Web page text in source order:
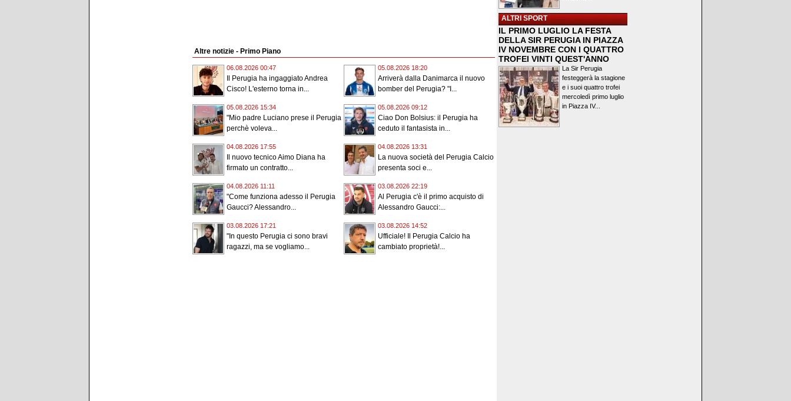
Altre notizie - Primo Piano
06.08.2026 00:47
Il Perugia ha ingaggiato Andrea
Cisco! L'esterno torna in...
05.08.2026 18:20
Arriverà dalla Danimarca il nuovo
bomber del Perugia? "I...
05.08.2026 15:34
"Mio padre Luciano prese il Perugia
perchè voleva...
05.08.2026 09:12
Ciao Don Bolsius: il Perugia ha
ceduto il fantasista in...
04.08.2026 17:55
Il nuovo tecnico Aimo Diana ha
firmato un contratto...
04.08.2026 13:31
La nuova società del Perugia Calcio
presenta soci e...
04.08.2026 11:11
"Come funziona adesso il Perugia
Gaucci? Alessandro...
03.08.2026 22:19
Al Perugia c'è il primo acquisto di
Alessandro Gaucci:...
03.08.2026 17:21
"In questo Perugia ci sono bravi
ragazzi, ma se vogliamo...
03.08.2026 14:52
Ufficiale! Il Perugia Calcio ha
cambiato proprietà!...
ALTRI SPORT
IL PRIMO LUGLIO LA FESTA
DELLA SIR PERUGIA IN PIAZZA
IV NOVEMBRE CON I QUATTRO
TROFEI VINTI QUEST'ANNO
La Sir Perugia
festeggerà la stagione
e i suoi quattro trofei
mercoledì primo luglio
in Piazza IV...